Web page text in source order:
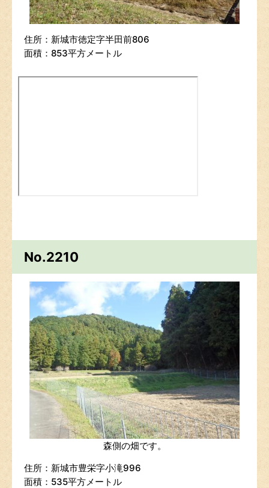
住所：新城市徳定字半田前806
面積：853平方メートル
No.2210
森側の畑です。
住所：新城市豊栄字小滝996
面積：535平方メートル